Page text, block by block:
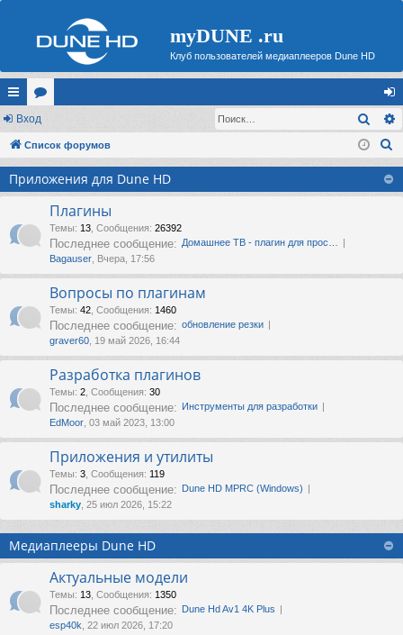
myDUNE .ru
Клуб пользователей медиаплееров Dune HD
с
ы
лк
и
ор
ум
хо
д
Вход
Список форумов
Приложения для Dune HD
Плагины
Темы: 13 Сообщения: 26392
Последнее сообщение: Домашнее ТВ - плагин для прос…
Bagauser , Вчера, 17:56
Вопросы по плагинам
Темы: 42 Сообщения: 1460
Последнее сообщение: обновление резки
graver60 , 19 май 2026, 16:44
Разработка плагинов
Темы: 2 Сообщения: 30
Последнее сообщение: Инструменты для разработки
EdMoor , 03 май 2023, 13:00
Приложения и утилиты
Темы: 3 Сообщения: 119
Последнее сообщение: Dune HD MPRC (Windows)
sharky , 25 июл 2026, 15:22
Медиаплееры Dune HD
Актуальные модели
Темы: 13 Сообщения: 1350
Последнее сообщение: Dune Hd Av1 4K Plus
esp40k , 22 июл 2026, 17:20